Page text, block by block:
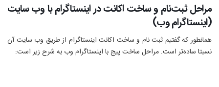
مراحل ثبت‌نام و ساخت اکانت در اینستاگرام با وب سایت
(اینستاگرام وب)
همانطور که گفتیم ثبت نام و ساخت اکانت اینستاگرام از طریق وب سایت آن
نسبتا ساده‌تر است. مراحل ساخت پیج با اینستاگرام وب به شرح زیر است: